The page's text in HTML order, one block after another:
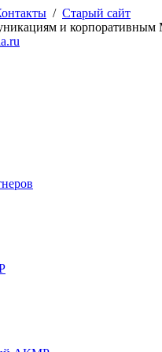
/ Старый сайт
и корпоративным